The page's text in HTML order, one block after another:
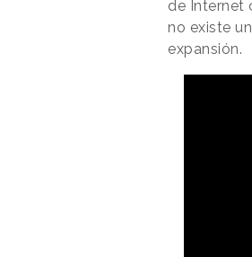
de Internet
no existe
expansión.